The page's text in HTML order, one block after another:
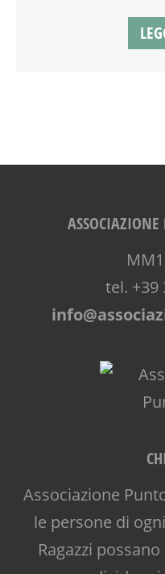
tel. +39
Associazione
le persone di
Ragazzi